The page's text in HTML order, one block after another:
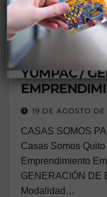
CS ADMINISTRACIÓN DE
Taller de
YUMPAC /
19 DE AGOSTO
CASAS SOMOS
Casas Somos
Emprendimiento
GENERACIÓN DE
Modalidad…